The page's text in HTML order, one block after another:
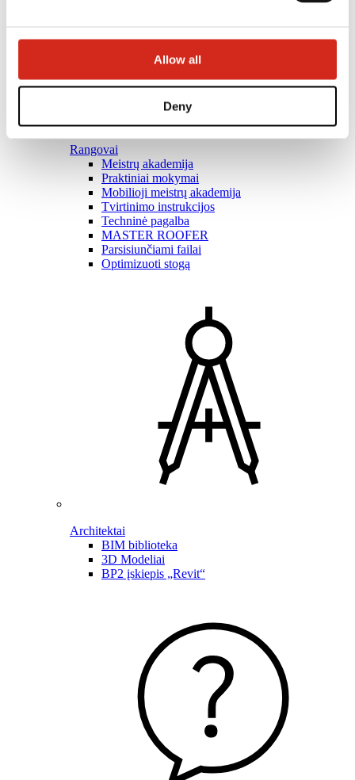
Allow all
Deny
Rangovai
Meistrų akademija
Praktiniai mokymai
Mobilioji meistrų akademija
Tvirtinimo instrukcijos
Techninė pagalba
MASTER ROOFER
Parsisiunčiami failai
Optimizuoti stogą
Architektai
BIM biblioteka
3D Modeliai
BP2 įskiepis „Revit“